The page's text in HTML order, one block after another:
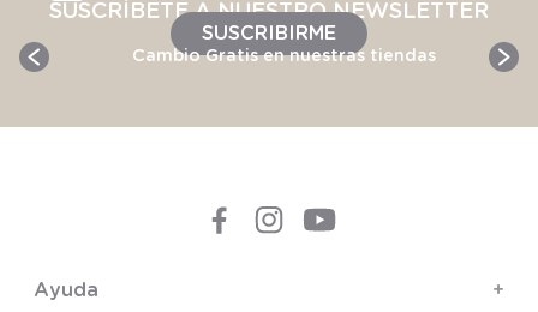
SUSCRÍBETE A NUESTRO NEWSLETTER
SUSCRIBIRME
Cambio Gratis en nuestras tiendas
Ayuda +